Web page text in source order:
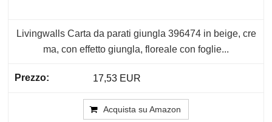
Livingwalls Carta da parati giungla 396474 in beige, cre
ma, con effetto giungla, floreale con foglie...
17,53 EUR
Acquista su Amazon